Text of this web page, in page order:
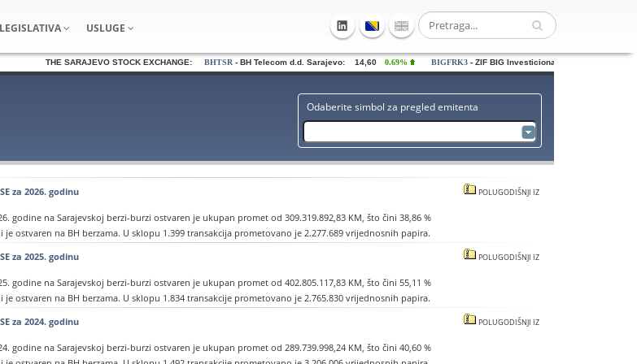
LEGISLATIVA USLUGE
THE SARAJEVO STOCK EXCHANGE:BHTSR- BH Telecom d.d. Sarajevo: 14,60 0.69% BIGFRK3- ZIF BIG Investiciona grupa dd Sarajevo:
Odaberite simbol za pregled emitenta
za 2026. godinu
godine na Sarajevskoj berzi-burzi ostvaren je ukupan promet od 309.319.892,83 KM, što čini 38,86 %
ostvaren na BH berzama. U sklopu 1.399 transakcija prometovano je 2.277.689 vrijednosnih papira.
berze – burze u prvom polugodištu uspješno je održano osam javnih ponuda u ukupnom
KM.
ostvaren je promet dionicama emitenta "Bosnalijek" d.d. Sarajevo u iznosu od 601.942,43 KM što
redovnog prometa. Zvanični kurs emitenta iznosi 26,80 KM, što predstavlja pad od 10,67 % u
Na ovom segmentu tržišta prometovano je ukupno 21.669 dionica.
POLUGODIŠNJI IZ
za 2025. godinu
godine na Sarajevskoj berzi-burzi ostvaren je ukupan promet od 402.805.117,83 KM, što čini 55,11 %
ostvaren na BH berzama. U sklopu 1.834 transakcije prometovano je 2.765.830 vrijednosnih papira.
berze – burze u prvom polugodištu uspješno je održano osam javnih ponuda u ukupnom
KM.
POLUGODIŠNJI IZ
za 2024. godinu
godine na Sarajevskoj berzi-burzi ostvaren je ukupan promet od 289.739.998,24 KM, što čini 40,60 %
POLUGODIŠNJI IZ